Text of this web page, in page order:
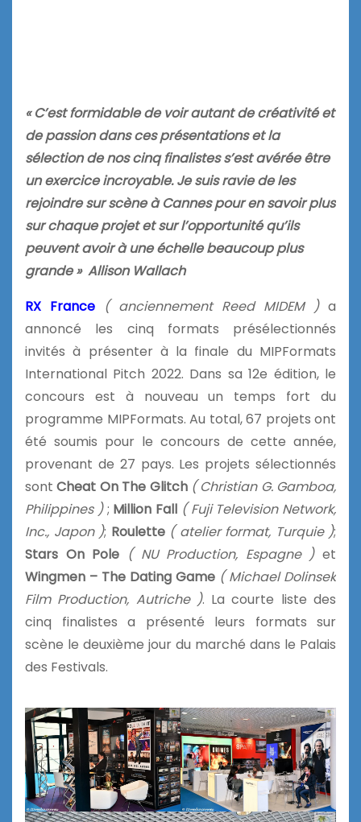
« C’est formidable de voir autant de créativité et
de passion dans ces présentations et la
sélection de nos cinq finalistes s’est avérée être
un exercice incroyable. Je suis ravie de les
rejoindre sur scène à Cannes pour en savoir plus
sur chaque projet et sur l’opportunité qu’ils
peuvent avoir à une échelle beaucoup plus
grande » Allison Wallach
RX France ( anciennement Reed MIDEM )a
annoncé les cinq formats présélectionnés
invités à présenter à la finale du MIPFormats
International Pitch 2022. Dans sa 12e édition, le
concours est à nouveau un temps fort du
programme MIPFormats. Au total, 67 projets ont
été soumis pour le concours de cette année,
provenant de 27 pays. Les projets sélectionnés
sontCheat On The Glitch ( Christian G. Gamboa,
Philippines ); Million Fall ( Fuji Television Network,
Inc., Japon ); Roulette ( atelier format, Turquie );
Stars On Pole ( NU Production, Espagne )et
Wingmen – The Dating Game ( Michael Dolinsek
Film Production, Autriche ). La courte liste des
cinq finalistes a présenté leurs formats sur
scène le deuxième jour du marché dans le Palais
des Festivals.